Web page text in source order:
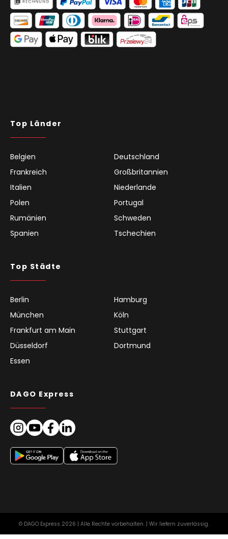
Top Länder
Belgien
Deutschland
Frankreich
Großbritannien
Italien
Niederlande
Polen
Portugal
Rumänien
Schweden
Spanien
Tschechien
Top Städte
Berlin
Hamburg
München
Köln
Frankfurt am Main
Stuttgart
Düsseldorf
Dortmund
Essen
DAGO Express
© DAGO Express 2026 | Alle Rechte vorbehalten. | Wir liefern zuverlässig.